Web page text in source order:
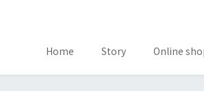
Home Story Online